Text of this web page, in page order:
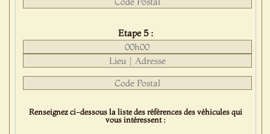
Etape 5 :
Renseignez ci-dessous la liste des références des véhicules qui
vous intéressent :